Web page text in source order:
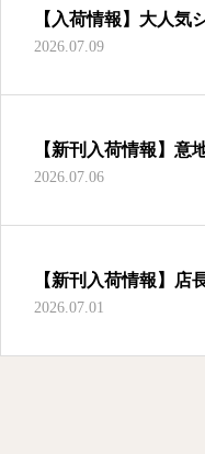
【入荷情報】大人
2026.07.09
【新刊入荷情報】
ー！
2026.07.06
【新刊入荷情報】店
2026.07.01